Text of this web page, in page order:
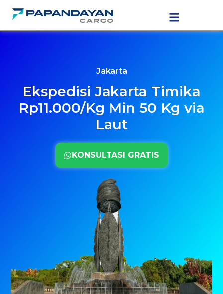
Lewati
konten
Jakarta
Ekspedisi Jakarta Timika
Rp11.000/Kg Min 50 Kg via
Laut
KONSULTASI GRATIS